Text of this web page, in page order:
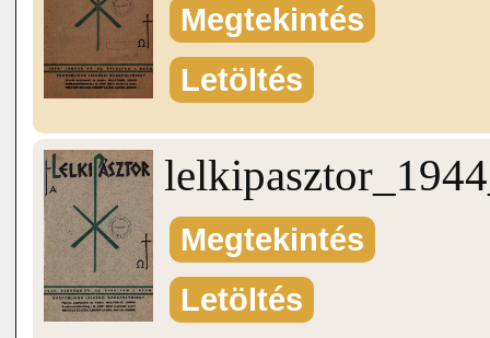
Megtekintés
Letöltés
Megtekintés
Letöltés